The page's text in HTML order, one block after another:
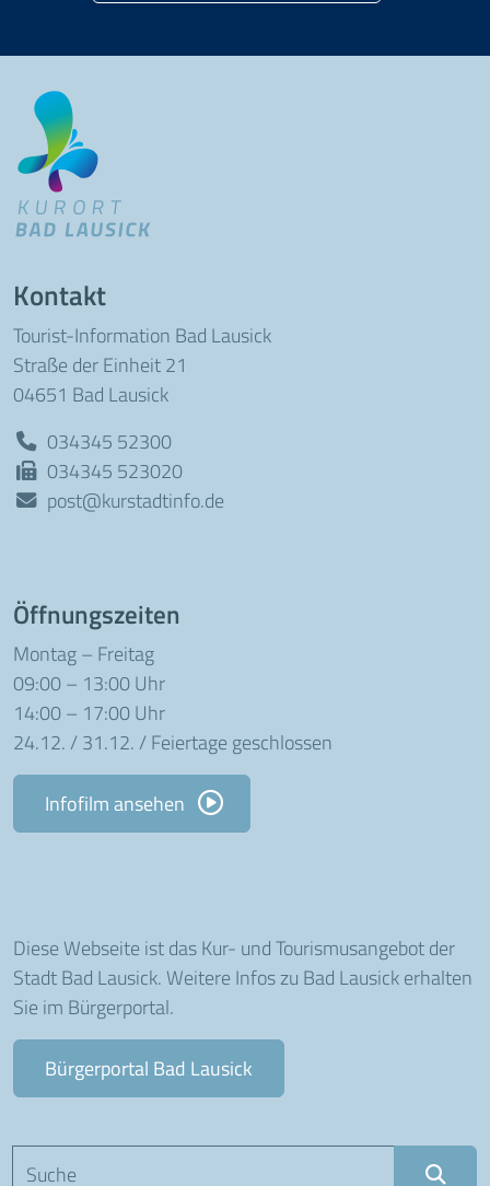
Kontakt
Tourist-Information Bad Lausick
Straße der Einheit 21
04651 Bad Lausick
034345 52300
034345 523020
post@kurstadtinfo.de
Öffnungszeiten
Montag – Freitag
09:00 – 13:00 Uhr
14:00 – 17:00 Uhr
24.12. / 31.12. / Feiertage geschlossen
Infofilm ansehen
Diese Webseite ist das Kur- und Tourismusangebot der
Stadt Bad Lausick. Weitere Infos zu Bad Lausick erhalten
Sie im Bürgerportal.
Bürgerportal Bad Lausick